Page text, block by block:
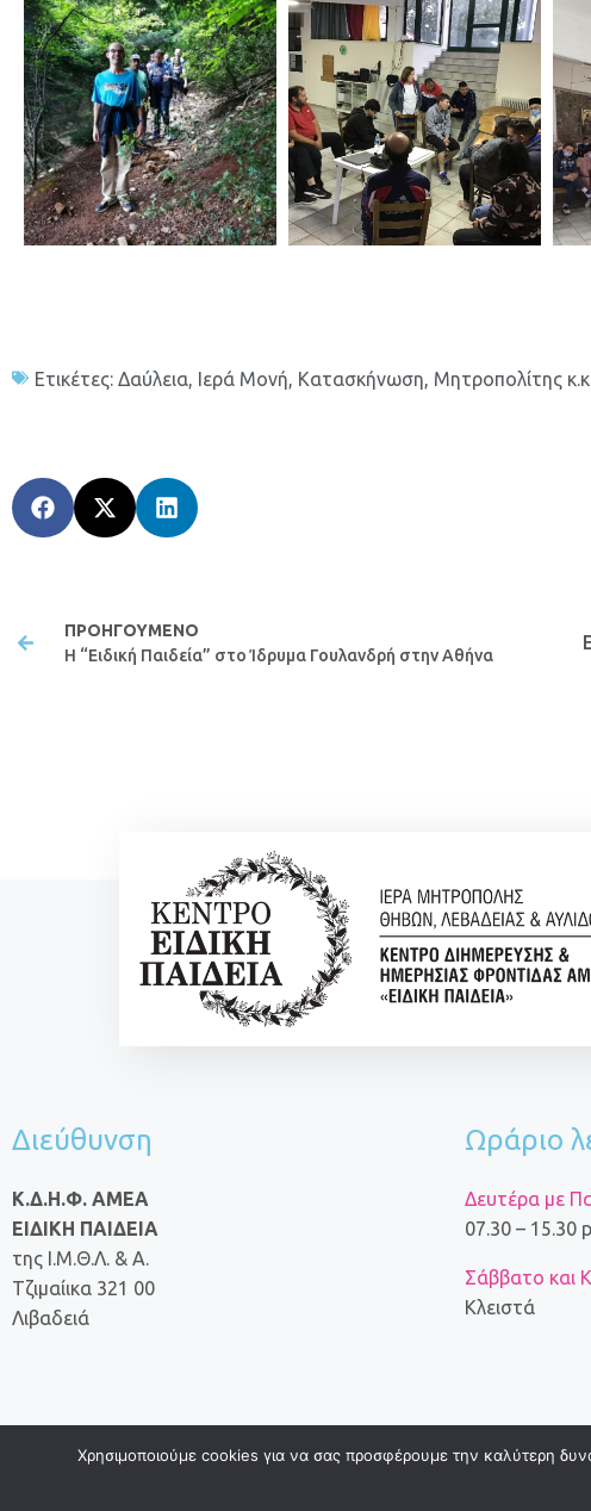
Ετικέτες: Δαύλεια, Ιερά Μονή, Κατασκήνωση, Μητροπολίτης
ΠΡΟΗΓΟΎΜΕΝΟ
Η “Ειδική Παιδεία” στο Ίδρυμα Γουλανδρή στην Αθήνα
Διεύθυνση
Κ.Δ.Η.Φ. ΑΜΕΑ
ΕΙΔΙΚΗ ΠΑΙΔΕΙΑ
της Ι.Μ.Θ.Λ. & Α.
Τζιμαίικα 321 00
Λιβαδειά
Ωράριο
Δευτέρα με
07.30 – 15.30
Σάββατο και
Κλειστά
Χρησιμοποιούμε cookies για να σας προσφέρουμε την καλύτερη